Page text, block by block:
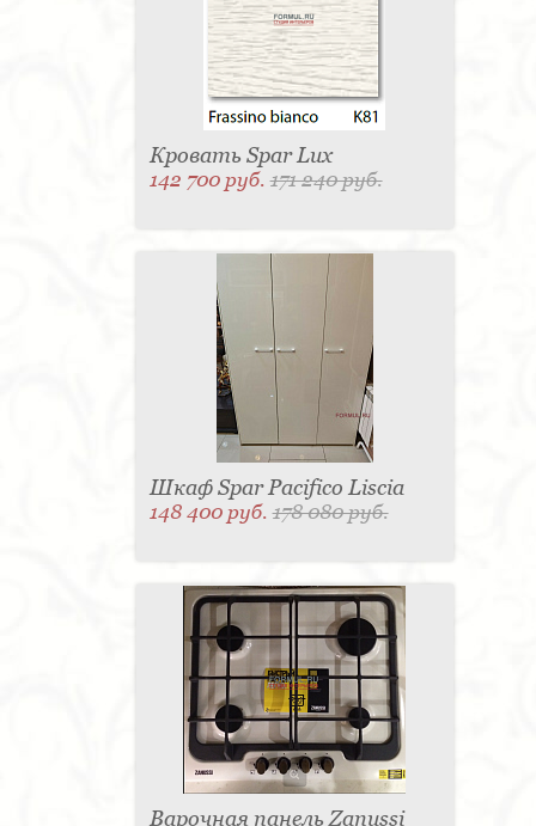
Панель настенная для TV - 4
Кассетница - 3 Держатель для
туалетной бумаги - 3Поднос - 3
Пантограф - 3Мыльница - 3Раковина - 3
Кухня - 2Стиральная машина - 2
Туалетный столик - 2Тумба - 2
Карниз для штор - 2
Газетница - 2
Крючок - 2Полотенцесушитель - 2
Розетка - 2Игрушка - 1Игрушка - 1
ресепшен - 1
Морозильная камера - 1
Выдвижная система - 1
Игрушка - 1 Игрушка - 1
Держатель для одежды - 1
Бутылочница - 1
Ширма - 1
Микроволновая печь - 1 Кондиционер - 1
Душевая кабина - 1
Буфет - 1
Игрушка - 1
Игрушка - 1
Игрушка - 1
Игрушка - 1
Подогреватель посуды - 1
Игрушка - 1
Кровать Spar Lux
142 700 руб.171 240 руб.
Шкаф Spar Pacifico Liscia
148 400 руб.178 080 руб.
Варочная панель Zanussi